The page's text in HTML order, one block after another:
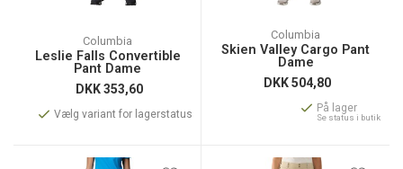
Columbia
Leslie Falls Convertible
Pant Dame
DKK353,60
Vælg variant for lagerstatus
Columbia
Skien Valley Cargo Pant
Dame
DKK504,80
På lager
Se status i butik